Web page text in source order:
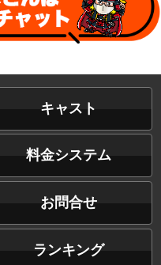
キャスト
料金システム
お問合せ
ランキング